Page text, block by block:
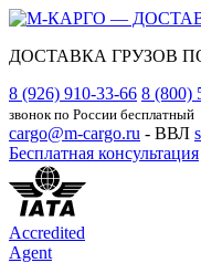
ДОСТАВКА ГРУЗОВ
8 (926) 910-33-66 8 (800)
звонок по России бесплатный
cargo@m-cargo.ru - ВВЛ
Бесплатная консультация
Accredited
Agent